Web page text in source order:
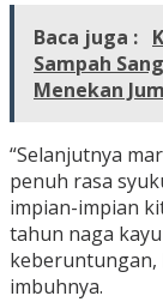
Baca juga :
Sampah
Menekan
“Selanjutnya
penuh rasa
impian-impian
tahun naga
keberuntungan,
imbuhnya.